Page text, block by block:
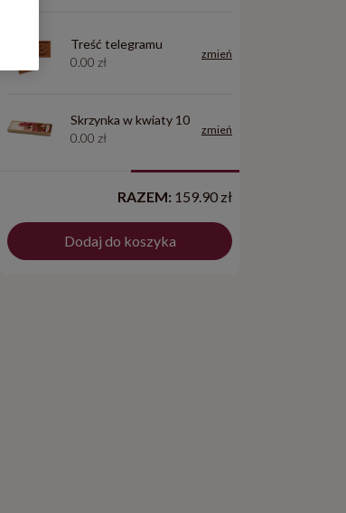
Cena: 119.90 zł
Treść telegramu
0.00 zł
zmień
Skrzynka w kwiaty 10
0.00 zł
zmień
RAZEM: 159.90 zł
Dodaj do koszyka